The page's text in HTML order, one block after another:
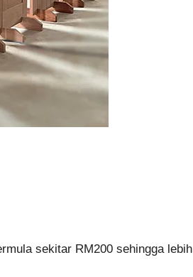
sekitar RM200 sehingga lebih